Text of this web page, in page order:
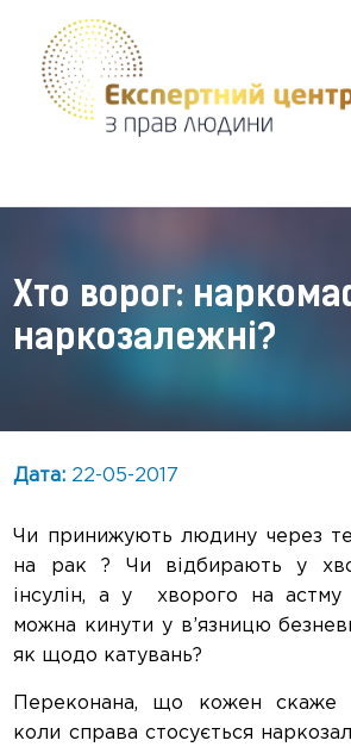
Хто ворог:
наркозалежні?
Дата: 22-05-2017
Чи принижують людину через
на рак ? Чи відбирають у
інсулін, а у хворого на астму
можна кинути у в’язницю
як щодо катувань?
Переконана, що кожен скаже
коли справа стосується